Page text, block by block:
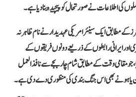
کی اطلاعات نے صورتحال کو پیچیدہ بنا دیا ہے۔
کے مطابق ایک سینئر امریکی عہدیدار نے نام ظاہر نہ
اور ایرانی رابطوں کے ذریعے دونوں فریقوں کے
جو مقامی وقت کے مطابق شام چار بجے سے نافذ العمل
یاہو نے بھی اس جنگ بندی کی منظوری دے دی ہے۔